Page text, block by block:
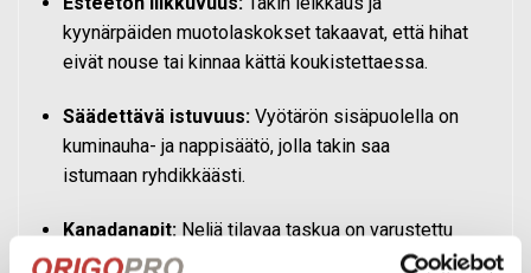
kyynärpäiden muotolaskokset takaavat, että hihat
eivät nouse tai kinnaa kättä koukistettaessa.
Säädettävä istuvuus:Vyötärön sisäpuolella on
kuminauha- ja nappisäätö, jolla takin saa
istumaan ryhdikkäästi.
Kanadanapit:Neljä tilavaa taskua on varustettu
suurilla kanadanapeilla, joita on helppo käyttää